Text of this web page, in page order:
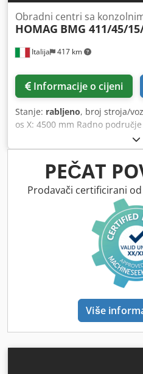
Italija 417 km
Obradni centri sa
HOMAG BMG 411/45/
Informacije o cijeni
Stanje: rabljeno, broj stroja/
os X: 4500 mm Radno
površina: S vakuum konzolnim
vretena: 12 kW Broj
Aggoha Broj bušećih vretena:
PEČAT
Prodavači certificirani
Više